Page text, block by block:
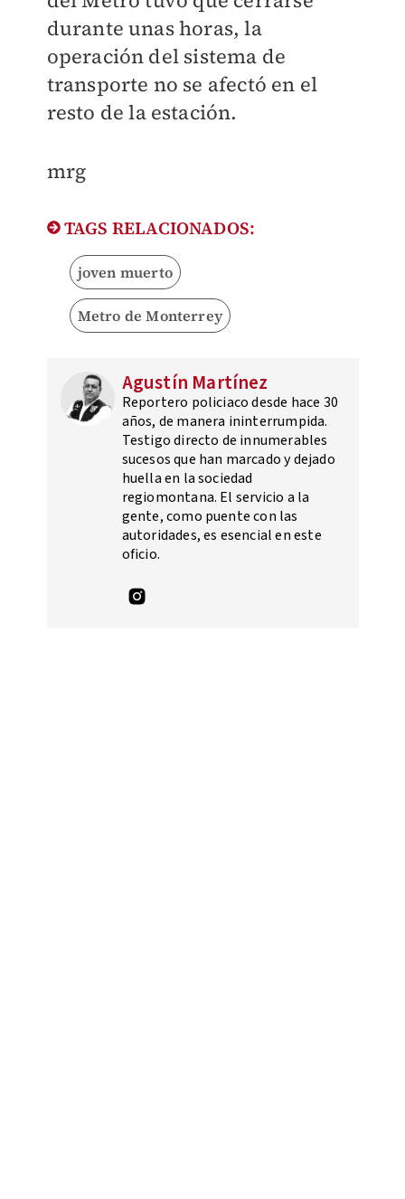
durante unas horas, la
operación del sistema de
transporte no se afectó en el
resto de la estación.
mrg
TAGS RELACIONADOS:
joven muerto
Metro de Monterrey
Agustín Martínez
Reportero policiaco desde hace 30
años, de manera ininterrumpida.
Testigo directo de innumerables
sucesos que han marcado y dejado
huella en la sociedad
regiomontana. El servicio a la
gente, como puente con las
autoridades, es esencial en este
oficio.